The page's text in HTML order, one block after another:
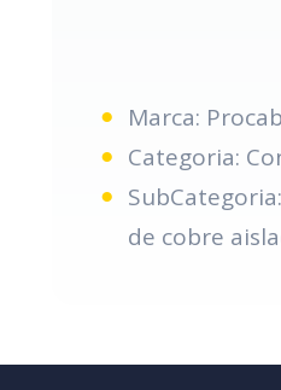
Marca:
Categoria:
de cobre